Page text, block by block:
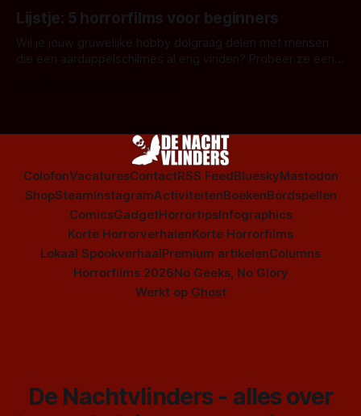
Amsterdamned of The Johnsons. Maar Nederlandse horror
is niet beperkt tot films. Hier een aantal Nederlandse tv-
series uit het duistere of horrorgenre. Als
Lijstje: 5 horrorfilms voor beginners
Wil je jouw gruwelijke hobby dolgraag delen met mensen
die een aardappelschilmes al eng vinden? Probeer ze eens
ColofonVacaturesContactRSS FeedBlueskyMastodon
ShopSteamInstagramActiviteitenBoekenBordspellen
ComicsGadgetHorrortipsInfographics
Korte HorrorverhalenKorte Horrorfilms
Lokaal SpookverhaalPremium artikelenColumns
Horrorfilms 2026No Geeks, No Glory
Werkt op Ghost
De Nachtvlinders - alles over